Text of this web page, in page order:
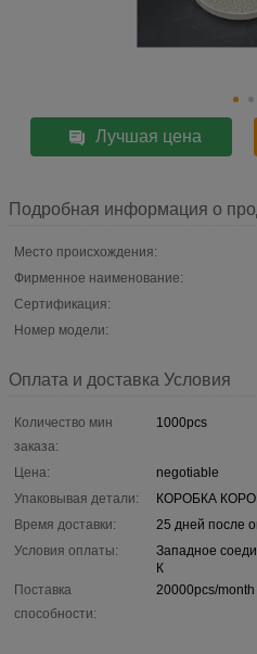
Лучшая цена
Подробная информация о
Место происхождения:
Фирменное наименование:
Сертификация:
Номер модели:
Оплата и доставка Условия
Количество мин
заказа:
1000pcs
Цена:
negotiable
Упаковывая детали:
КОРОБКА
Время доставки:
25 дней после
Условия оплаты:
Западное
К
Поставка
способности:
20000pcs/month